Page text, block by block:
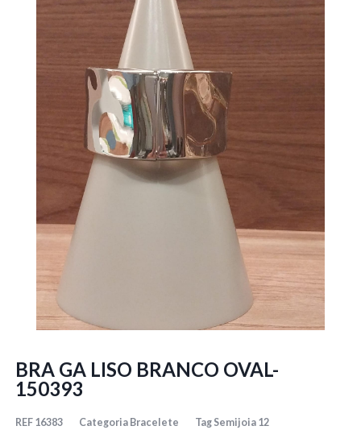
BRA GA LISO BRANCO OVAL-
150393
REF 16383 Categoria Bracelete Tag Semijoia 12